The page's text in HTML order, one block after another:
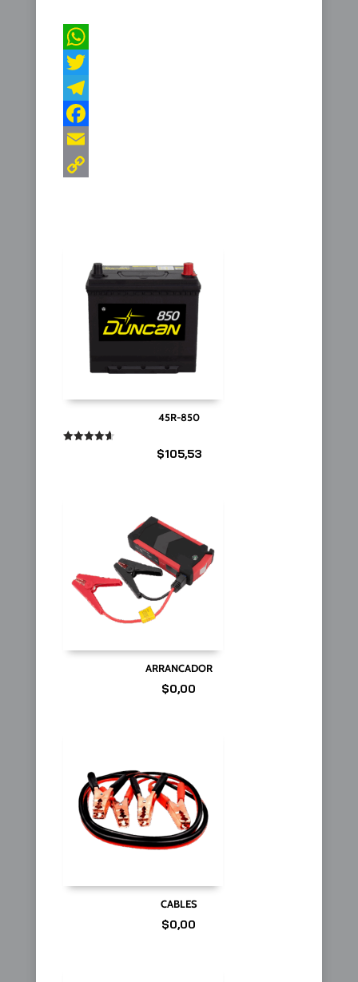
45R-850
$105,53
ARRANCADOR
$0,00
CABLES
$0,00